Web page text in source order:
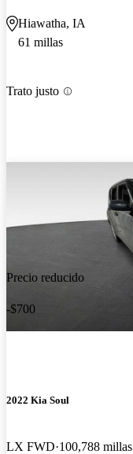
Hiawatha, IA
61 millas
Trato justo
Precio reducido
-$700
2022 Kia Soul
LX FWD 100,788 millas